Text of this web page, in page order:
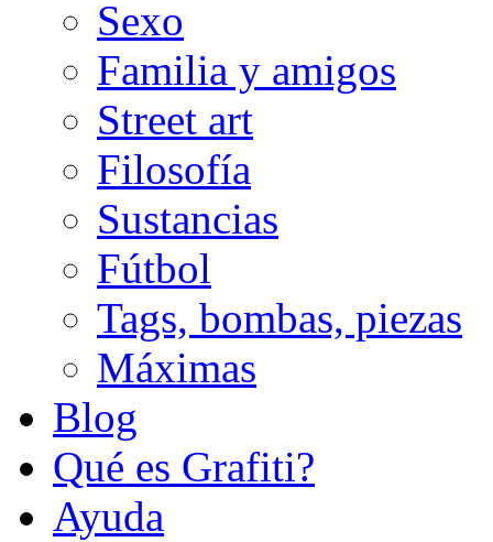
Sexo
Familia y amigos
Street art
Filosofía
Sustancias
Fútbol
Tags, bombas, piezas
Máximas
Blog
Qué es Grafiti?
Ayuda